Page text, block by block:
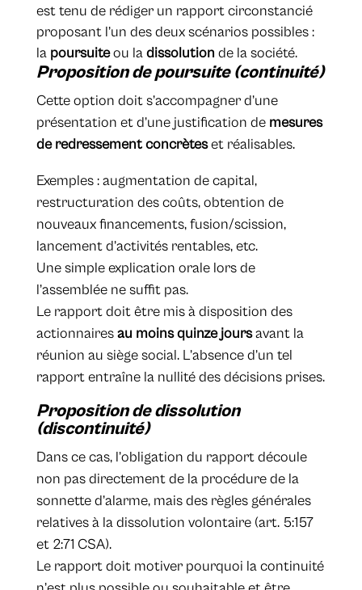
est tenu de rédiger un rapport circonstancié
proposant l’un des deux scénarios possibles :
la poursuiteou ladissolution de la société.
Proposition de poursuite (continuité)
Cette option doit s’accompagner d’une
présentation et d’une justification de mesures
de redressement concrèteset réalisables.
Exemples : augmentation de capital,
restructuration des coûts, obtention de
nouveaux financements, fusion/scission,
lancement d’activités rentables, etc.
Une simple explication orale lors de
l’assemblée ne suffit pas.
Le rapport doit être mis à disposition des
actionnairesau moins quinze joursavant la
réunion au siège social. L’absence d’un tel
rapport entraîne la nullité des décisions prises.
Proposition de dissolution
(discontinuité)
Dans ce cas, l’obligation du rapport découle
non pas directement de la procédure de la
sonnette d’alarme, mais des règles générales
relatives à la dissolution volontaire (art. 5:157
et 2:71 CSA).
Le rapport doit motiver pourquoi la continuité